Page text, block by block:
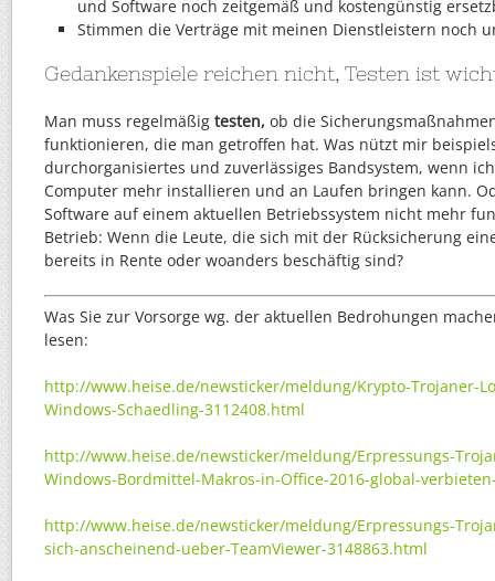
und Software noch zeitgemäß und kostengünstig
Stimmen die Verträge mit meinen Dienstleistern noch
Gedankenspiele reichen nicht, Testen ist
Man muss regelmäßig testen, ob die
funktionieren, die man getroffen hat. Was nützt mir
durchorganisiertes und zuverlässiges Bandsystem, wenn
Computer mehr installieren und an Laufen bringen kann.
Software auf einem aktuellen Betriebssystem nicht mehr
Betrieb: Wenn die Leute, die sich mit der Rücksicherung
bereits in Rente oder woanders beschäftig sind?
Was Sie zur Vorsorge wg. der aktuellen Bedrohungen
lesen:
http://www.heise.de/newsticker/meldung/Krypto-Trojaner-
Windows-Schaedling-3112408.html
http://www.heise.de/newsticker/meldung/Erpressungs-
Windows-Bordmittel-Makros-in-Office-2016-global-
http://www.heise.de/newsticker/meldung/Erpressungs-
sich-anscheinend-ueber-TeamViewer-3148863.html